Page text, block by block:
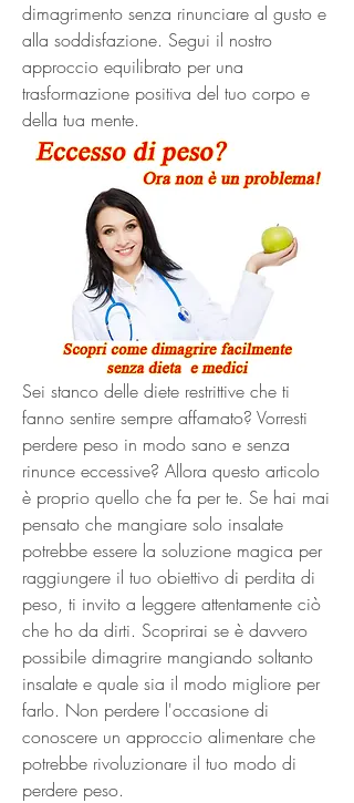
dimagrimento senza rinunciare al gusto e
alla soddisfazione. Segui il nostro
approccio equilibrato per una
trasformazione positiva del tuo corpo e
della tua mente.
Sei stanco delle diete restrittive che ti
fanno sentire sempre affamato? Vorresti
perdere peso in modo sano e senza
rinunce eccessive? Allora questo articolo
è proprio quello che fa per te. Se hai mai
pensato che mangiare solo insalate
potrebbe essere la soluzione magica per
raggiungere il tuo obiettivo di perdita di
peso, ti invito a leggere attentamente ciò
che ho da dirti. Scoprirai se è davvero
possibile dimagrire mangiando soltanto
insalate e quale sia il modo migliore per
farlo. Non perdere l'occasione di
conoscere un approccio alimentare che
potrebbe rivoluzionare il tuo modo di
perdere peso.